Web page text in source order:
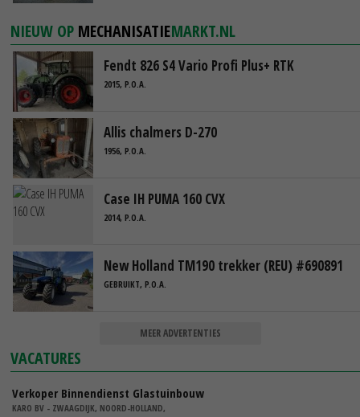
NIEUW OP MECHANISATIEMARKT.NL
Fendt 826 S4 Vario Profi Plus+ RTK
2015, P.O.A.
Allis chalmers D-270
1956, P.O.A.
Case IH PUMA 160 CVX
2014, P.O.A.
New Holland TM190 trekker (REU) #690891
GEBRUIKT, P.O.A.
MEER ADVERTENTIES
VACATURES
Verkoper Binnendienst Glastuinbouw
KARO BV - ZWAAGDIJK, NOORD-HOLLAND,